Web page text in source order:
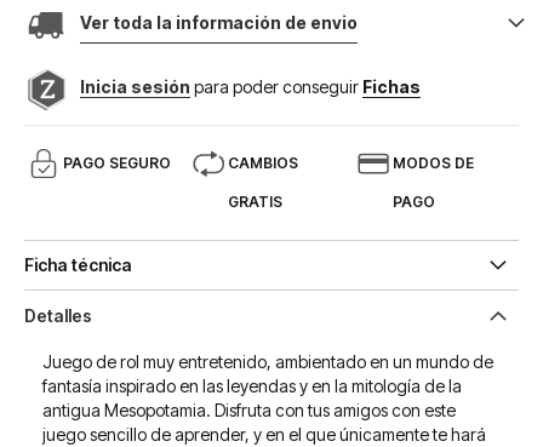
imágenesVer toda la información de envio
Inicia sesión para poder conseguir Fichas
PAGO SEGURO CAMBIOS
GRATIS
MODOS DE
PAGO
Ficha técnica
Detalles
Juego de rol muy entretenido, ambientado en un mundo de
fantasía inspirado en las leyendas y en la mitología de la
antigua Mesopotamia. Disfruta con tus amigos con este
juego sencillo de aprender, y en el que únicamente te hará